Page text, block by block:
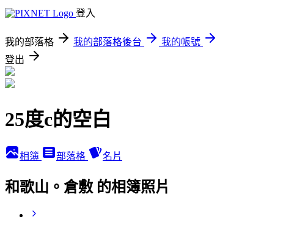
登入
我的部落格 我的部落格後台
我的帳號
登出
25度c的空白
相簿 部落格 名片
和歌山。倉敷 的相簿照片